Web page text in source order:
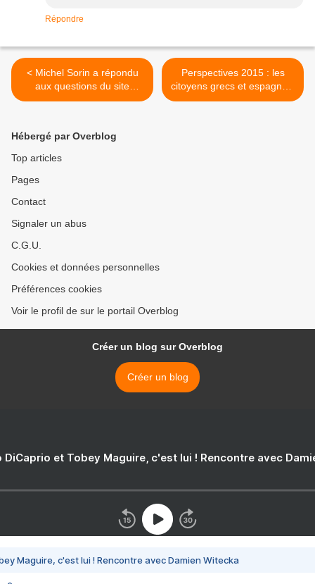
Répondre
< Michel Sorin a répondu
aux questions du site
mayennais leglob-journal
Perspectives 2015 : les
citoyens grecs et espagnols
sur la bonne voie >
Hébergé par Overblog
Top articles
Pages
Contact
Signaler un abus
C.G.U.
Cookies et données personnelles
Préférences cookies
Voir le profil de sur le portail Overblog
Créer un blog sur Overblog
Créer un blog
DiCaprio et Tobey Maguire, c'est lui ! Rencontre avec
Maguire, c'est lui ! Rencontre avec Damien Witecka